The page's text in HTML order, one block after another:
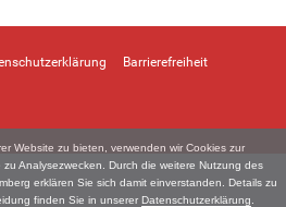
Website zu bieten, verwenden wir Cookies zur
Analysezwecken. Durch die weitere Nutzung des
erklären Sie sich damit einverstanden. Details zu
finden Sie in unserer Datenschutzerklärung
Barrierefreiheit